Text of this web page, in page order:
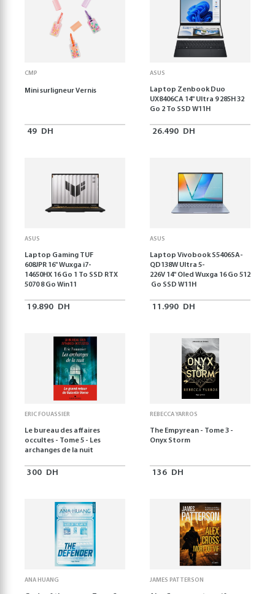
CMP
Mini surligneur Vernis
49 DH
ASUS
Laptop Zenbook Duo
UX8406CA 14'' Ultra 9 285H 32
Go 2 To SSD W11H
26.490 DH
ASUS
Laptop Gaming TUF
608JPR 16'' Wuxga i7-
14650HX 16 Go 1 To SSD RTX
5070 8 Go Win11
19.890 DH
ASUS
Laptop Vivobook S5406SA-
QD138W Ultra 5-
226V 14" Oled Wuxga 16 Go 512
Go SSD W11H
11.990 DH
ERIC FOUASSIER
Le bureau des affaires
occultes - Tome 5 - Les
archanges de la nuit
300 DH
REBECCA YARROS
The Empyrean - Tome 3 -
Onyx Storm
136 DH
ANA HUANG JAMES PATTERSON